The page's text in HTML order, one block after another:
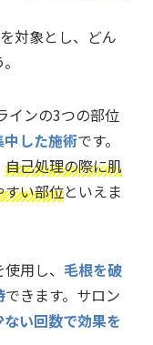
対象とし、どん
インの3つの部位
した施術です。
自己処理の際に肌
すい部位といえま
用し、 毛根を破
できます。サロン
ない回数で効果を